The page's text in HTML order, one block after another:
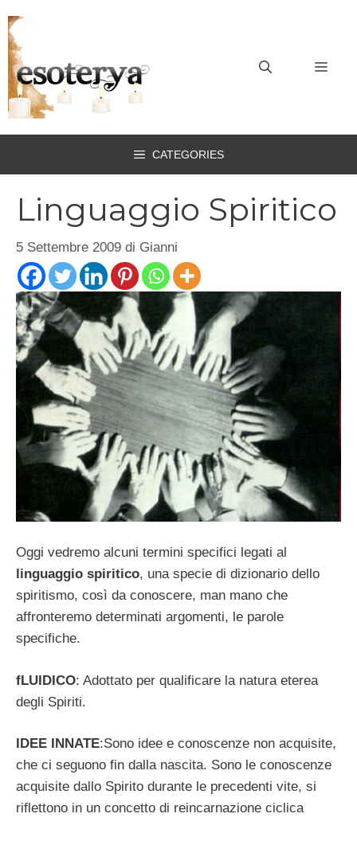
al
contenuto
CATEGORIES
Linguaggio Spiritico
5 Settembre 2009 di Gianni
Oggi vedremo alcuni termini specifici legati al
linguaggio spiritico, una specie di dizionario dello
spiritismo, così da conoscere, man mano che
affronteremo determinati argomenti, le parole
specifiche.
fLUIDICO: Adottato per qualificare la natura eterea
degli Spiriti.
IDEE INNATE:Sono idee e conoscenze non acquisite,
che ci seguono fin dalla nascita. Sono le conoscenze
acquisite dallo Spirito durante le precedenti vite, si
riflettono in un concetto di reincarnazione ciclica